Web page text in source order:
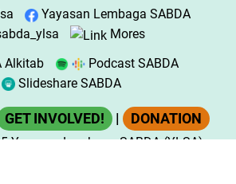
Yayasan Lembaga SABDA
Mores
Alkitab
Podcast SABDA
Slideshare SABDA
GET INVOLVED! | DONATION
Yayasan Lembaga SABDA (YLSA).